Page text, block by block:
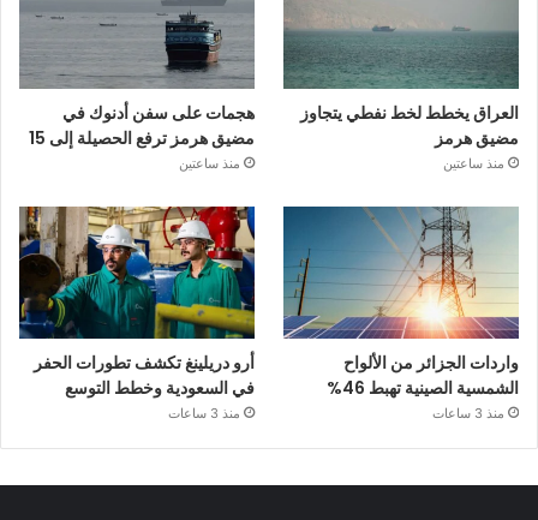
العراق يخطط لخط نفطي يتجاوز
مضيق هرمز
منذ ساعتين
هجمات على سفن أدنوك في
مضيق هرمز ترفع الحصيلة إلى 15
منذ ساعتين
واردات الجزائر من الألواح
الشمسية الصينية تهبط 46%
منذ 3 ساعات
أرو دريلينغ تكشف تطورات الحفر
في السعودية وخطط التوسع
منذ 3 ساعات